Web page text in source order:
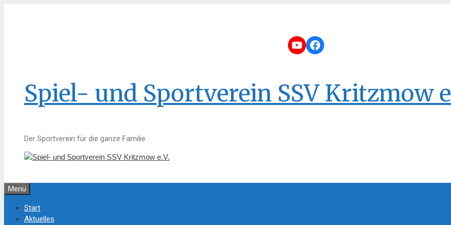
YouTube
Facebook
Spiel- und Sportverein SSV Kritzmow
Der Sportverein für die ganze Familie
Menü
Start
Aktuelles